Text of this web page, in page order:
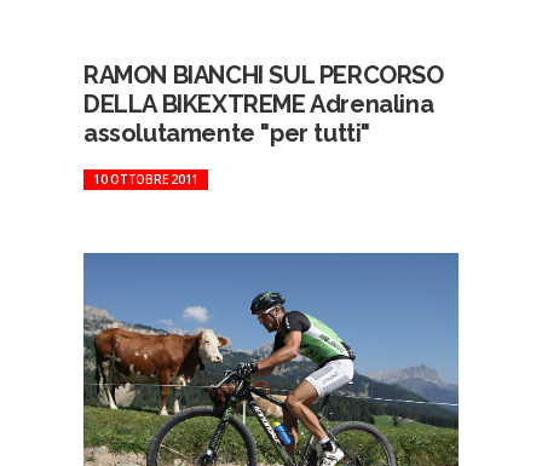
RAMON BIANCHI SUL PERCORSO
DELLA BIKEXTREME Adrenalina
assolutamente "per tutti"
10 OTTOBRE 2011